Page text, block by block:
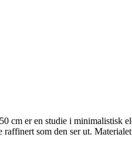
cm er en studie i minimalistisk
som den ser ut.